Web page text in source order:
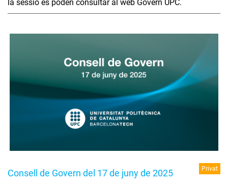
la sessió es poden consultar al web Govern UPC.
Consell de Govern del 17 de juny de 2025 Privat